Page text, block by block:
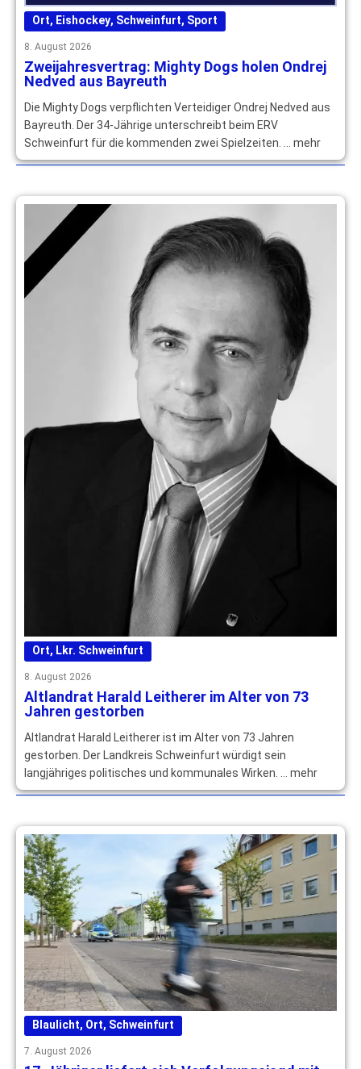
Ort, Eishockey, Schweinfurt, Sport
8. August 2026
Zweijahresvertrag: Mighty Dogs holen Ondrej
Nedved aus Bayreuth
Die Mighty Dogs verpflichten Verteidiger Ondrej Nedved aus
Bayreuth. Der 34-Jährige unterschreibt beim ERV
Schweinfurt für die kommenden zwei Spielzeiten. … mehr
Ort, Lkr. Schweinfurt
8. August 2026
Altlandrat Harald Leitherer im Alter von 73
Jahren gestorben
Altlandrat Harald Leitherer ist im Alter von 73 Jahren
gestorben. Der Landkreis Schweinfurt würdigt sein
langjähriges politisches und kommunales Wirken. … mehr
Blaulicht, Ort, Schweinfurt
7. August 2026